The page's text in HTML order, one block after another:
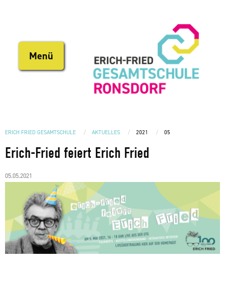
Inhalt
Menü
ERICH FRIED GESAMTSCHULE AKTUELLES 2021 05
Erich-Fried feiert Erich Fried
05.05.2021